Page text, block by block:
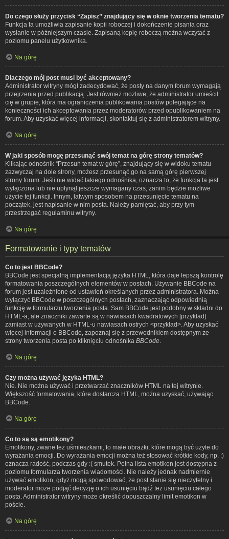
Do czego służy przycisk “Zapisz” znajdujący się w oknie tworzenia tematu?
Funkcja ta umożliwia zapisanie kopii roboczej i dokończenie pisania oraz
wysłanie w późniejszym czasie. Zapisaną kopię roboczą można wczytać z
poziomu panelu użytkownika.
Na górę
Dlaczego mój post musi być akceptowany?
Administrator witryny mógł zadecydować, że posty na danym forum wymagają
przejrzenia przed publikacją. Jest również możliwe, że administrator umieścił
cię w grupie, która ma ograniczenia publikowania postów polegające na
konieczności ich akceptowania przez moderatorów przed opublikowaniem na
forum. Aby uzyskać więcej informacji, skontaktuj się z administratorem witryny.
Na górę
W jaki sposób mogę przesunąć swój temat na górę strony tematów?
Klikając odnośnik “Przesuń temat w górę”, znajdujący się w widoku tematu
zazwyczaj na dole strony, możesz przesunąć go na samą górę pierwszej
strony forum. Jeśli nie widać takiego odnośnika, oznacza to, że funkcja ta jest
wyłączona lub nie upłynął jeszcze wymagany czas, zanim będzie możliwe
użycie tej funkcji. Innym, łatwym sposobem na przesunięcie tematu na
początek, jest napisanie w nim posta. Należy pamiętać, aby przy tym
przestrzegać regulaminu witryny.
Na górę
Formatowanie i typy tematów
Co to jest BBCode?
BBCode jest specjalną implementacją języka HTML, która daje lepszą kontrolę
formatowania poszczególnych elementów w postach. Używanie BBCode na
forum jest uzależnione od ustawień określanych przez administratora. Można
wyłączyć BBCode w poszczególnych postach, zaznaczając odpowiednią
funkcję w formularzu tworzenia posta. Sam BBCode jest podobny w składni do
HTML-a, ale znaczniki zawarte są w nawiasach kwadratowych [przykład]
zamiast w używanych w HTML-u nawiasach ostrych <przykład>. Aby uzyskać
więcej informacji o BBCode, zapoznaj się z przewodnikiem dostępnym ze
strony tworzenia posta po kliknięciu odnośnika BBCode
Na górę
Czy można używać języka HTML?
Nie. Nie można używać i przetwarzać znaczników HTML na tej witrynie.
Większość formatowania, które dostarcza HTML, można uzyskać, używając
BBCode.
Na górę
Co to są są emotikony?
Emotikony, zwane też uśmieszkami, to małe obrazki, które mogą być użyte do
wyrażania emocji. Do wyrażania emocji można też stosować krótkie kody, np. :)
oznacza radość, podczas gdy :( smutek. Pełna lista emotikon jest dostępna z
poziomu formularza tworzenia wiadomości. Nie należy jednak nadmiernie
używać emotikon, gdyż mogą spowodować, że post stanie się nieczytelny i
moderator może podjąć decyzję o ich usunięciu bądź też usunięciu całego
posta. Administrator witryny może określić dopuszczalny limit emotikon w
poście.
Na górę